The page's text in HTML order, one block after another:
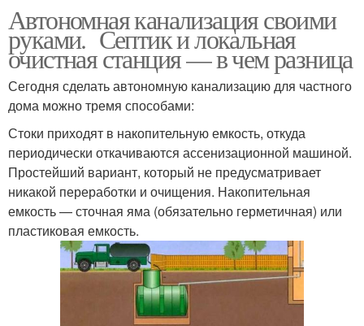
Автономная канализация своими
руками. Септик и локальная
очистная станция — в чем разница
Сегодня сделать автономную канализацию для частного
дома можно тремя способами:
Стоки приходят в накопительную емкость, откуда
периодически откачиваются ассенизационной машиной.
Простейший вариант, который не предусматривает
никакой переработки и очищения. Накопительная
емкость — сточная яма (обязательно герметичная) или
пластиковая емкость.